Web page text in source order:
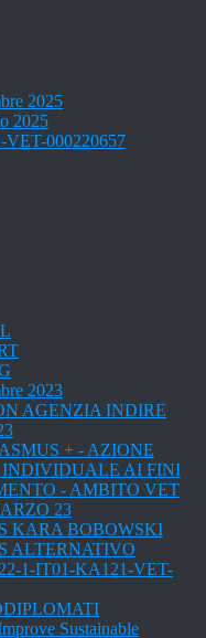
2025
2025
000220657
2023
AGENZIA INDIRE
+ - AZIONE
AI FINI
- AMBITO VET
23
KARA BOBOWSKI
ALTERNATIVO
1-IT01-KA121-VET-
Sustainable